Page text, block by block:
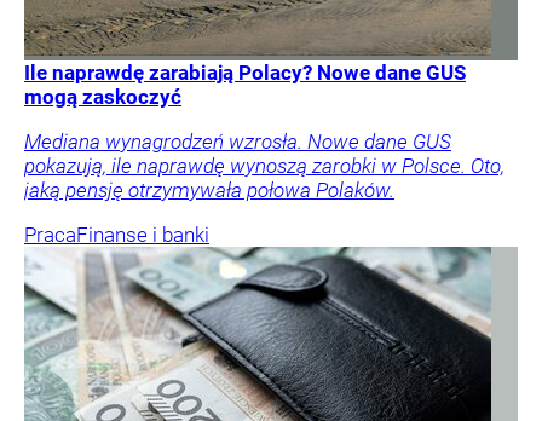
Ile naprawdę zarabiają Polacy? Nowe dane GUS
mogą zaskoczyć
Mediana wynagrodzeń wzrosła. Nowe dane GUS
pokazują, ile naprawdę wynoszą zarobki w Polsce. Oto,
jaką pensję otrzymywała połowa Polaków.
PracaFinanse i banki